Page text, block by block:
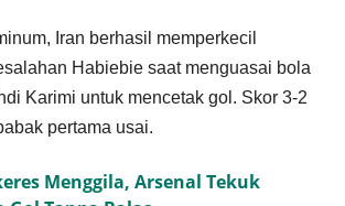
Iran berhasil memperkecil
Habiebie saat menguasai bola
Karimi untuk mencetak gol. Skor 3-2
pertama usai.
Menggila, Arsenal Tekuk